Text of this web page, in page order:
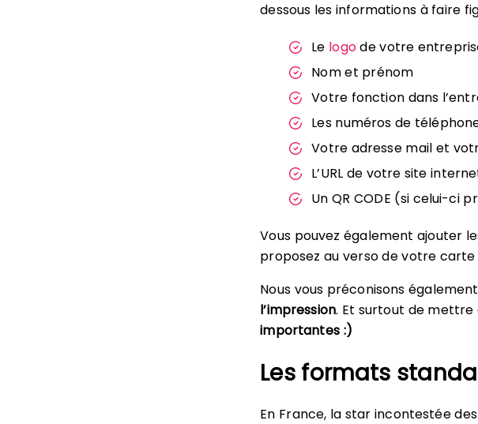
dessous les informations à faire
Le logode votre
Nom et prénom
Votre fonction dans
Les numéros de
Votre adresse mail et
L’URL de votre site
Un QR CODE (si celui-ci
Vous pouvez également ajouter
proposez au verso de votre carte
Nous vous préconisons
l’impression. Et surtout de mettre
importantes :)
Les formats
En France, la star incontestée